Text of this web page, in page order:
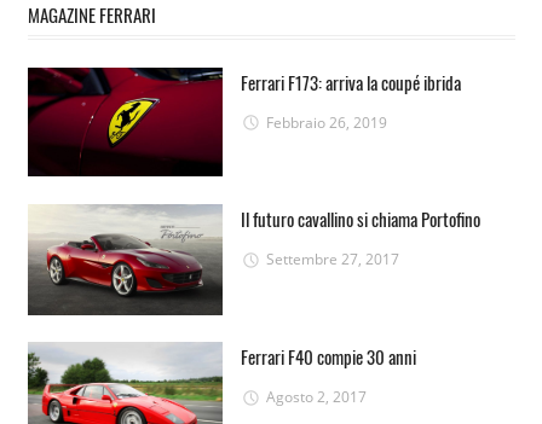
MAGAZINE FERRARI
Ferrari F173: arriva la coupé ibrida
Febbraio 26, 2019
Il futuro cavallino si chiama Portofino
Settembre 27, 2017
Ferrari F40 compie 30 anni
Agosto 2, 2017